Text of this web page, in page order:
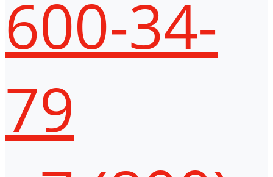
600-34-
79